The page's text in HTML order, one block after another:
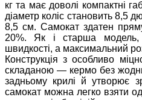
кг та має доволі компактні
діаметр коліс становить 8,5
8,5 см. Самокат здатен
20%. Як і старша
швидкості, а максимальний
Конструкція з особливо
складаною — кермо без
задньому крилі й утворює
самокат можна легко взяти